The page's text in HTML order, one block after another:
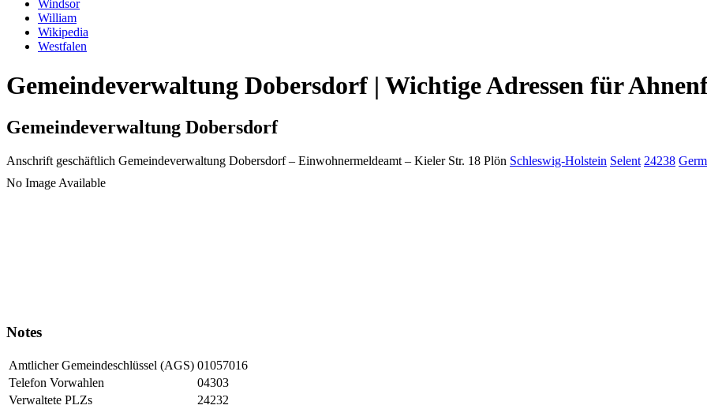
Windsor
William
Wikipedia
Westfalen
Gemeindeverwaltung Dobersdorf | Wichtige Adressen für
Gemeindeverwaltung Dobersdorf
Anschrift geschäftlich Gemeindeverwaltung Dobersdorf – Einwohnermeldeamt – Kieler Str. 18 Plön Schleswig-Holstein Selent 24238
No Image Available
Notes
Amtlicher Gemeindeschlüssel (AGS) 01057016
Telefon Vorwahlen
04303
Verwaltete PLZs
24232